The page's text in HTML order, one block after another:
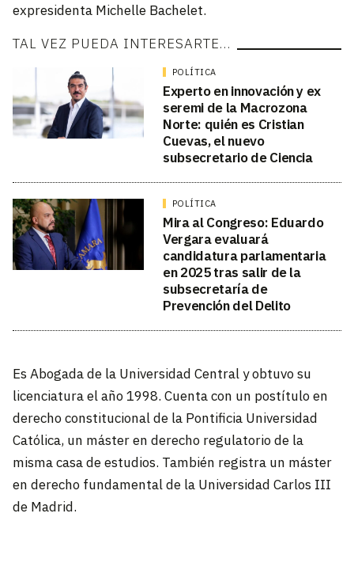
expresidenta Michelle Bachelet.
TAL VEZ PUEDA INTERESARTE…
POLÍTICA
Experto en innovación y ex
seremi de la Macrozona
Norte: quién es Cristian
Cuevas, el nuevo
subsecretario de Ciencia
POLÍTICA
Mira al Congreso: Eduardo
Vergara evaluará
candidatura parlamentaria
en 2025 tras salir de la
subsecretaría de
Prevención del Delito
Es Abogada de la Universidad Central y obtuvo su
licenciatura el año 1998. Cuenta con un postítulo en
derecho constitucional de la Pontificia Universidad
Católica, un máster en derecho regulatorio de la
misma casa de estudios. También registra un máster
en derecho fundamental de la Universidad Carlos III
de Madrid.